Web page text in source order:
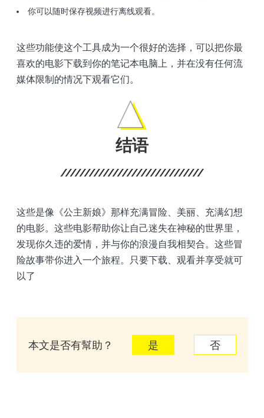
你可以随时保存视频进行离线观看。
这些功能使这个工具成为一个很好的选择，可以把你最
喜欢的电影下载到你的笔记本电脑上，并在没有任何流
媒体限制的情况下观看它们。
结语
这些是像《公主新娘》那样充满冒险、美丽、充满幻想
的电影。这些电影帮助你让自己迷失在神秘的世界里，
发现你久违的爱情，并与你的浪漫自我相契合。这些冒
险故事带你进入一个旅程。只要下载、观看并享受就可
以了
本文是否有幫助？ 是 否